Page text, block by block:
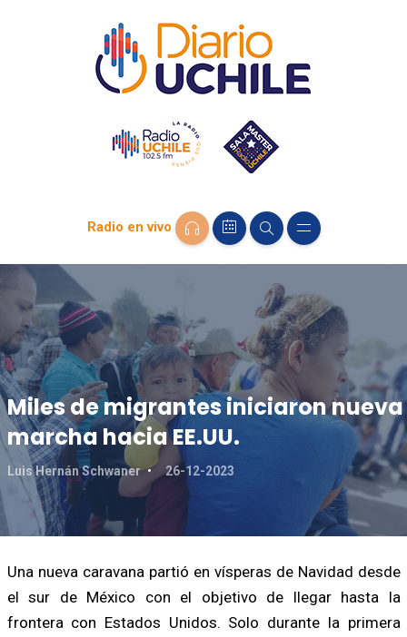
Radio en vivo
Miles de migrantes iniciaron nueva
marcha hacia EE.UU.
Luis Hernán Schwaner 26-12-2023
Una nueva caravana partió en vísperas de Navidad desde
el sur de México con el objetivo de llegar hasta la
frontera con Estados Unidos. Solo durante la primera